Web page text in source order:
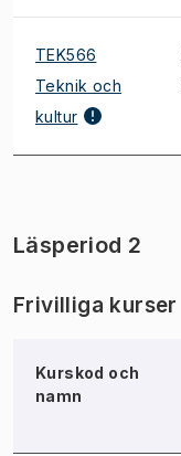
TEK566
Teknik och
kultur
Läsperiod 2
Frivilliga kurser
Kurskod och
namn